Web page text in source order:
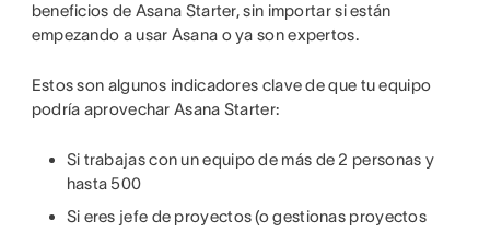
beneficios de Asana Starter, sin importar si están
empezando a usar Asana o ya son expertos.
Estos son algunos indicadores clave de que tu equipo
podría aprovechar Asana Starter:
Si trabajas con un equipo de más de 2 personas y
hasta 500
Si eres jefe de proyectos (o gestionas proyectos